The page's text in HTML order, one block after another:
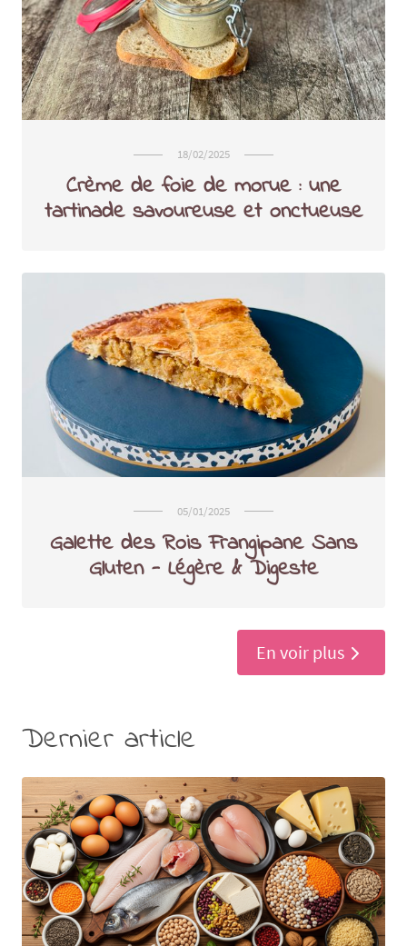
18/02/2025
Crème de foie de morue : une
tartinade savoureuse et onctueuse
05/01/2025
Galette des Rois Frangipane Sans
Gluten - Légère & Digeste
En voir plus
Dernier article